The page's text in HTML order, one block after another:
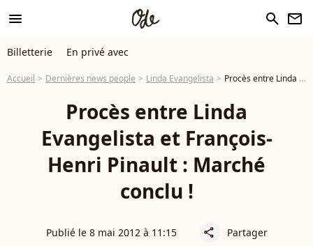
menu search newsletter
Billetterie En privé avec
Accueil Dernières news people Linda Evangelista Procès entre Linda Evangelista et François-Henri Pinault : Marché conclu !
Procès entre Linda
Evangelista et François-
Henri Pinault : Marché
conclu !
Publié le 8 mai 2012 à 11:15 share Partager